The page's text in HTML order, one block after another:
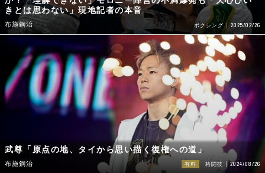
きとは思わない」現地記者の本音
布施鋼治 ボクシング 2025/02/26
武尊「原点の地、タイから思い描く復権への道」
布施鋼治 有料 格闘技 2024/08/26